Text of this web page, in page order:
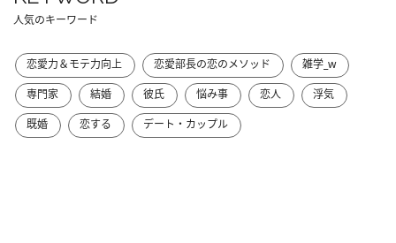
人気のキーワード
恋愛力＆モテ力向上 恋愛部長の恋のメソッド
雑学_w
専門家
結婚 彼氏 悩み事 恋人
浮気
既婚
恋する デート・カップル